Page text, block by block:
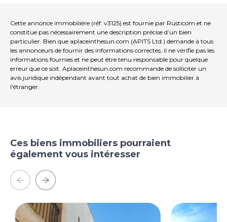
Cette annonce immobilière (réf: v3125) est fournie par Rusticom et ne
constitue pas nécessairement une description précise d’un bien
particulier. Bien que aplaceinthesun.com (APITS Ltd.) demande à tous
les annonceurs de fournir des informations correctes, il ne vérifie pas les
informations fournies et ne peut être tenu responsable pour quelque
erreur que ce soit. Aplaceinthesun.com recommande de solliciter un
avis juridique indépendant avant tout achat de bien immobilier à
l'étranger.
Ces biens immobiliers pourraient
également vous intéresser